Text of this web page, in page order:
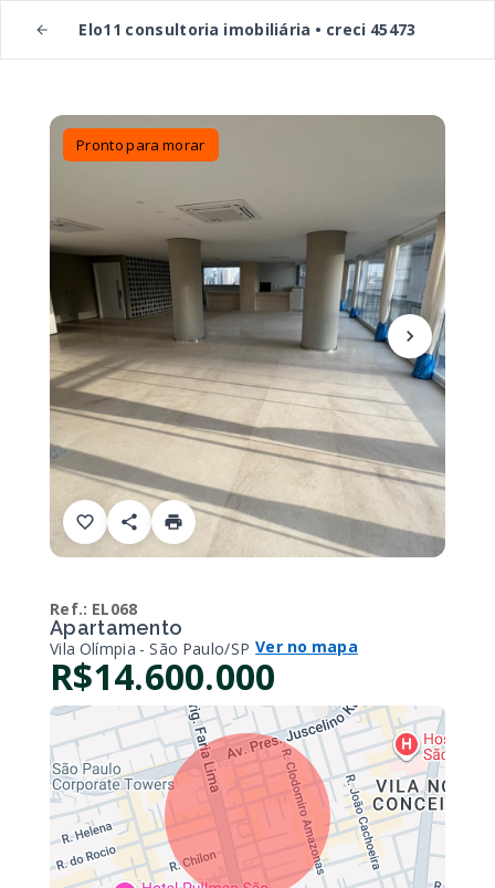
Elo11 consultoria imobiliária • creci 45473
Pronto para morar
Ref.: EL068
Apartamento
Vila Olímpia - São Paulo/SP Ver no mapa
R$14.600.000